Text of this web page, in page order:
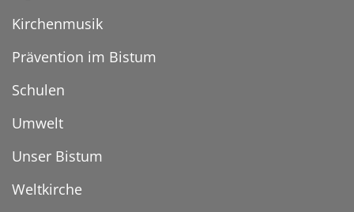
Kirchenmusik
Prävention im Bistum
Schulen
Umwelt
Unser Bistum
Weltkirche